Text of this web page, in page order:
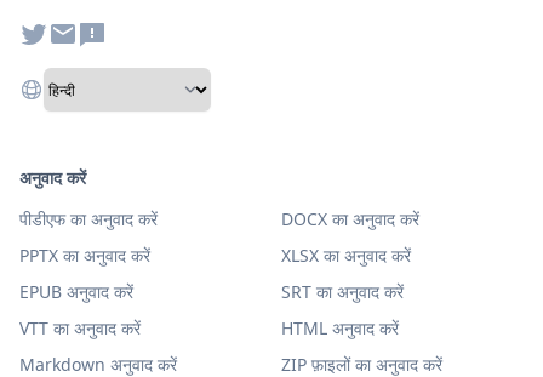
अनुवाद करें
पीडीएफ का अनुवाद करें
DOCX का अनुवाद करें
PPTX का अनुवाद करें
XLSX का अनुवाद करें
EPUB अनुवाद करें
SRT का अनुवाद करें
VTT का अनुवाद करें
HTML अनुवाद करें
Markdown अनुवाद करें
ZIP फ़ाइलों का अनुवाद करें